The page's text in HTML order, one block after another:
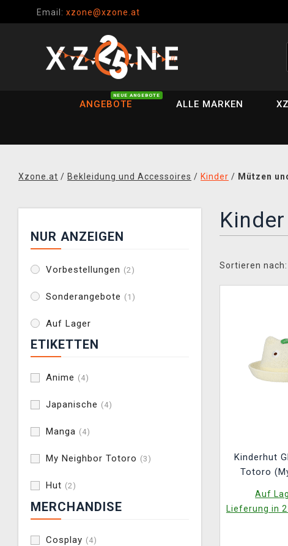
Email: xzone@xzone.at
ANGEBOTE
NEUE ANGEBOTE
ALLE MARKEN
Xzone.at / Bekleidung und Accessoires / Kinder / Mützen
NUR ANZEIGEN
Vorbestellungen (2)
Sonderangebote (1)
Auf Lager
ETIKETTEN
Anime (4)
Japanische (4)
Manga (4)
My Neighbor Totoro (3)
Hut (2)
MERCHANDISE
Cosplay (4)
Sortieren nach:
Kinderhut
Totoro
Auf
Lieferung in